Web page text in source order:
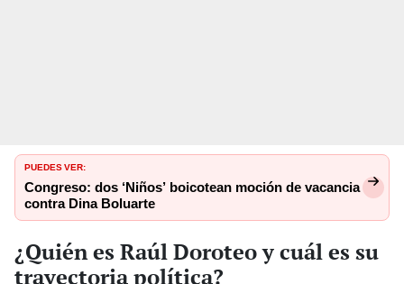
PUEDES VER:
Congreso: dos ‘Niños’ boicotean moción de vacancia
contra Dina Boluarte
¿Quién es Raúl Doroteo y cuál es su
trayectoria política?